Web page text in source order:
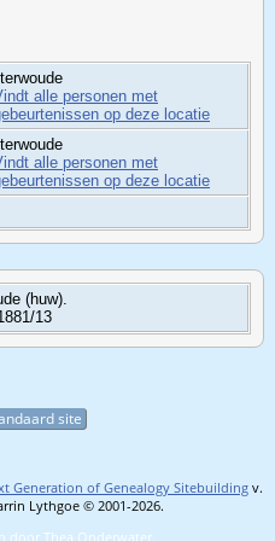
(huw).
13
site
Generation of Genealogy Sitebuilding v.
Lythgoe © 2001-2026.
door Thea Onderwater.